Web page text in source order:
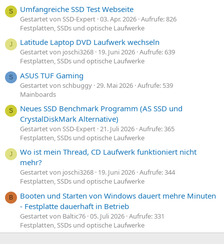
S Umfangreiche SSD Test Webseite
Gestartet von SSD-Expert 03. Apr. 2026 Aufrufe: 826
Festplatten, SSDs und optische Laufwerke
J Latitude Laptop DVD Laufwerk wechseln
Gestartet von joschi3268 19. Juni 2026 Aufrufe: 639
Festplatten, SSDs und optische Laufwerke
S ASUS TUF Gaming
Gestartet von schbuggy 29. Mai 2026 Aufrufe: 539
Mainboards
S
Neues SSD Benchmark Programm (AS SSD und
CrystalDiskMark Alternative)
Gestartet von SSD-Expert 21. Juli 2026 Aufrufe: 365
Festplatten, SSDs und optische Laufwerke
J
Wo ist mein Thread, CD Laufwerk funktioniert nicht
mehr?
Gestartet von joschi3268 19. Juni 2026 Aufrufe: 344
Festplatten, SSDs und optische Laufwerke
B
Booten und Starten von Windows dauert mehre Minuten
- Festplatte dauerhaft in Betrieb
Gestartet von Baltic76 05. Juli 2026 Aufrufe: 331
Festplatten, SSDs und optische Laufwerke